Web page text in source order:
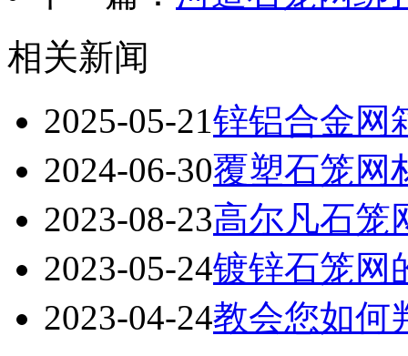
相关新闻
2025-05-21锌铝合金网
2024-06-30覆塑石笼网
2023-08-23高尔凡石笼
2023-05-24镀锌石笼网
2023-04-24教会您如何